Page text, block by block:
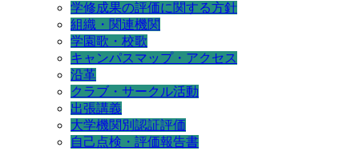
学修成果の評価に関する方針
組織・関連機関
学園歌・校歌
キャンパスマップ・アクセス
沿革
クラブ・サークル活動
出張講義
大学機関別認証評価
自己点検・評価報告書